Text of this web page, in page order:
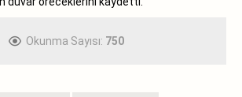
Okunma Sayısı: 750